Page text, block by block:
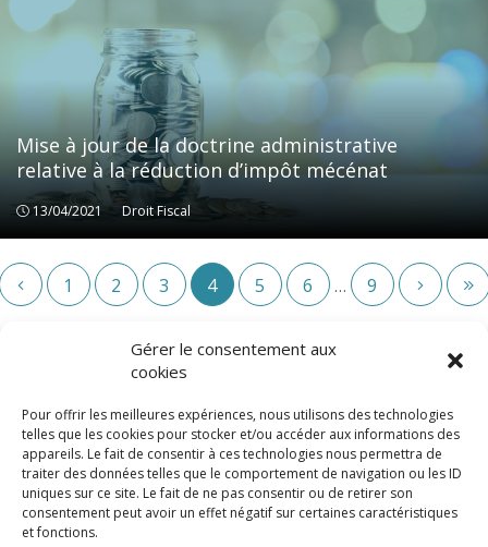
Gérer le consentement aux
cookies
Pour offrir les meilleures expériences, nous utilisons des technologies
telles que les cookies pour stocker et/ou accéder aux informations des
appareils. Le fait de consentir à ces technologies nous permettra de
traiter des données telles que le comportement de navigation ou les ID
uniques sur ce site. Le fait de ne pas consentir ou de retirer son
consentement peut avoir un effet négatif sur certaines caractéristiques
et fonctions.
Mise à jour de la doctrine administrative
relative à la réduction d’impôt mécénat
13/04/2021 Droit Fiscal
Droit Fiscal
1 2 3 4 5 6 … 9
© LexCase 2026